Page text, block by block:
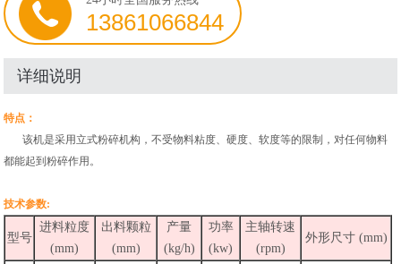
13861066844
详细说明
特点：
该机是采用立式粉碎机构，不受物料粘度、硬度、软度等的限制，对任何物料
都能起到粉碎作用。
技术参数:
型号
进料粒度
(mm)
出料颗粒
(mm)
产量
(kg/h)
功率
(kw)
主轴转速
(rpm)
外形尺寸 (mm)